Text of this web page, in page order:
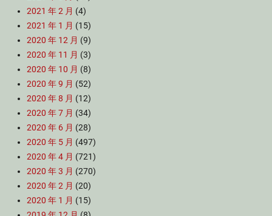
2021 年 2 月 (4)
2021 年 1 月 (15)
2020 年 12 月 (9)
2020 年 11 月 (3)
2020 年 10 月 (8)
2020 年 9 月 (52)
2020 年 8 月 (12)
2020 年 7 月 (34)
2020 年 6 月 (28)
2020 年 5 月 (497)
2020 年 4 月 (721)
2020 年 3 月 (270)
2020 年 2 月 (20)
2020 年 1 月 (15)